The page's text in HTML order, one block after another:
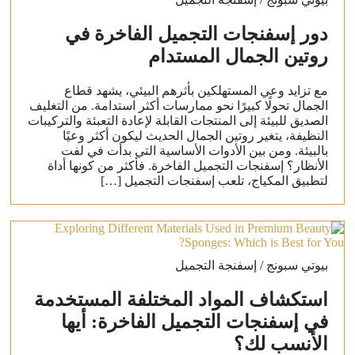
دور إسفنجات التجميل الفاخرة في
روتين الجمال المستدام
مع تزايد وعي المستهلكين بأثرهم البيئي، يشهد قطاع
الجمال تحولًا كبيرًا نحو ممارسات أكثر استدامة. من التغليف
الصديق للبيئة إلى المنتجات القابلة لإعادة التعبئة والتركيبات
النظيفة، يتغير روتين الجمال الحديث ليكون أكثر وعيًا
بالبيئة. ومن بين الأدوات الأساسية التي بدأت في لفت
الأنظار؟ إسفنجات التجميل الفاخرة. فأكثر من كونها أداة
لتطبيق المكياج، تلعب إسفنجات التجميل […]
بيوتي سبونج / إسفنجة التجميل
استكشاف المواد المختلفة المستخدمة
في إسفنجات التجميل الفاخرة: أيها
الأنسب لك؟